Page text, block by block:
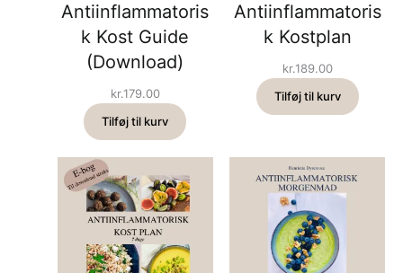
Antiinflammatoris
k Kost Guide
(Download)
kr.179.00
Tilføj til kurv
Antiinflammatoris
k Kostplan
kr.189.00
Tilføj til kurv